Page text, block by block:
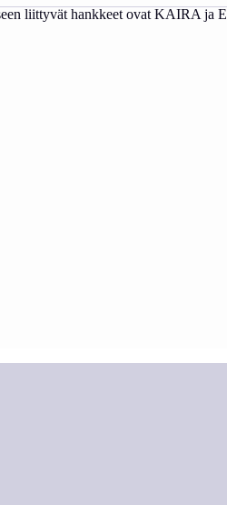
liittyvät hankkeet ovat KAIRA ja